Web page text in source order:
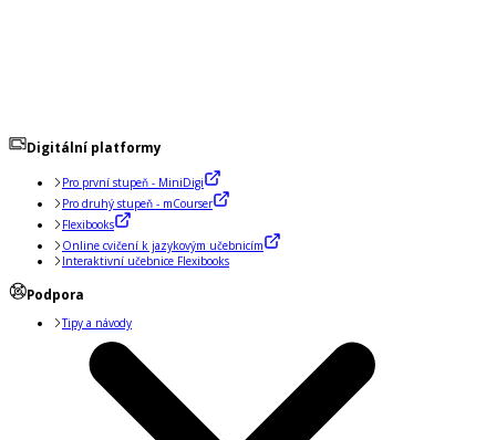
Digitální platformy
Pro první stupeň - MiniDigi
Pro druhý stupeň - mCourser
Flexibooks
Online cvičení k jazykovým učebnicím
Interaktivní učebnice Flexibooks
Podpora
Tipy a návody